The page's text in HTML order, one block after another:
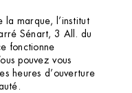
la marque, l’institut
Sénart, 3 All. du
fonctionne
pouvez vous
heures d’ouverture